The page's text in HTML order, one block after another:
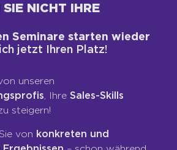
VERKAUFEN.
sich ändert. Das
für den Vertrieb
NICHT IHRE
Seminare starten wieder
jetzt Ihren Platz!
unseren
, IhreSales-Skills
steigern!
von konkreten und